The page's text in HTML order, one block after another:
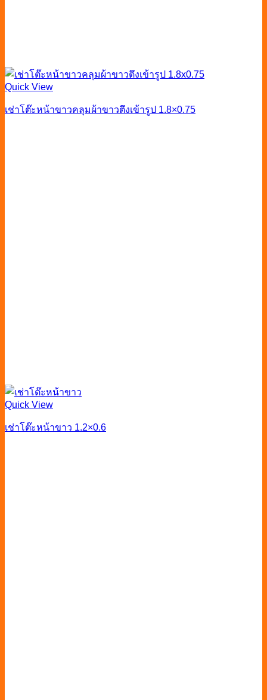
Quick View
เช่าโต๊ะหน้าขาวคลุมผ้าขาวตึงเข้ารูป 1.8×0.75
Quick View
เช่าโต๊ะหน้าขาว 1.2×0.6